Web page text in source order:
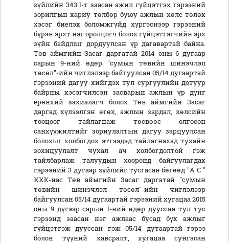
зүйлийн 343.1-т заасан ажил гүйцэтгэх гэрээний
зорилгын хариу төлбөр буюу ажлын хөлс төлөх
хэсэг биелэх боломжгүйд хүргэснээр гэрээний
бүрэн эрхт нэг оролцогч болох гүйцэтгэгчийн эрх
зүйн байдлыг дордуулсан үр дагавартай байна.
Төв аймгийн Засаг даргатай 2014 оны 6 дугаар
сарын 9-ний өдөр "сумын төвийн шинэчлэл
төсөл"-ийн чиглэлээр байгуулсан 05/14 дугаартай
гэрээний дагуу хийгдэх тул сургуулийн дотуур
байрны хэсэгчилсэн засварын ажлын үр дүнг
ерөнхий захиалагч болох Төв аймгийн Засаг
даргад хүлээлгэн өгөх, ажлын зардал, хөлсийн
тооцоог тайлагнаж төсвөөс олгосон
санхүүжилтийг зориулалтын дагуу зарцуулсан
болохыг холбогдох этгээдэд тайлагнахад тухайн
зохицуулалт чухал ач холбогдолтой гэж
тайлбарлаж талуудын хооронд байгуулагдах
гэрээний 3 дугаар зүйлийг тусгасан бөгөөд "А С "
ХХК-иас Төв аймгийн Засаг даргатай "сумын
төвийн шинэчлэл төсөл"-ийн чиглэлээр
байгуулсан 05/14 дугаартай гэрээний хугацаа 2015
оны 9 дүгээр сарын 1-ний өдөр дууссан тул тус
гэрээнд заасан нэг ажлаас бусад бүх ажлыг
гүйцэтгэж дууссан гэж 05/14 дутаартай гэрээ
болон түүний хавсралт, хугацаа сунгасан